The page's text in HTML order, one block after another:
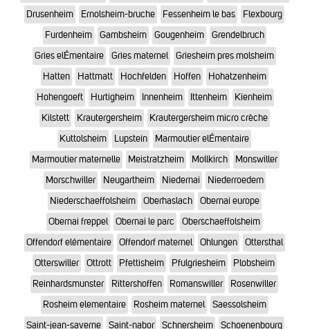
Drusenheim
Ernolsheim-bruche Fessenheim le bas
Flexbourg
Furdenheim
Gambsheim Gougenheim
Grendelbruch
Gries elÉmentaire
Gries maternel
Griesheim pres molsheim
Hatten
Hattmatt Hochfelden Hoffen
Hohatzenheim
Hohengoeft
Hurtigheim Innenheim Ittenheim
Kienheim
Kilstett
Krautergersheim
Krautergersheim micro crèche
Kuttolsheim
Lupstein
Marmoutier elÉmentaire
Marmoutier maternelle
Meistratzheim Mollkirch
Monswiller
Morschwiller
Neugartheim Niedernai
Niederroedern
Niederschaeffolsheim
Oberhaslach
Obernai europe
Obernai freppel
Obernai le parc
Oberschaeffolsheim
Offendorf elémentaire
Offendorf maternel Ohlungen
Ottersthal
Otterswiller
Ottrott Pfettisheim Pfulgriesheim
Plobsheim
Reinhardsmunster
Rittershoffen Romanswiller
Rosenwiller
Rosheim elementaire
Rosheim maternel
Saessolsheim
Saint-jean-saverne
Saint-nabor Schnersheim Schoenenbourg